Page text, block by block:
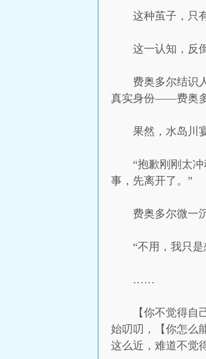
这种茧子，只
这一认知，反
费奥多尔结识
真实身份——费奥多
果然，水岛川
“抱歉刚刚太
事，先离开了。”
费奥多尔微一
“不用，我只
……
【你不觉得
始叨叨，【你怎么
这么近，难道不觉